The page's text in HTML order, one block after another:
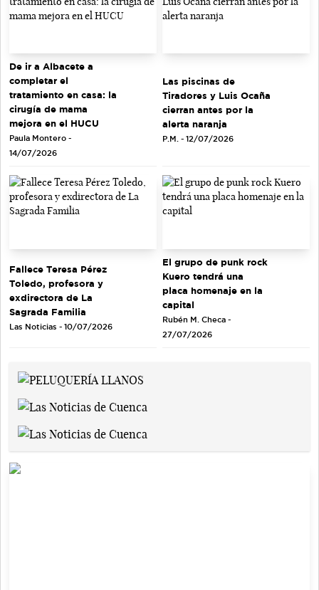
De ir a Albacete a
completar el
tratamiento en casa: la
cirugía de mama
mejora en el HUCU
Paula Montero -
14/07/2026
Las piscinas de
Tiradores y Luis Ocaña
cierran antes por la
alerta naranja
P.M. - 12/07/2026
Fallece Teresa Pérez
Toledo, profesora y
exdirectora de La
Sagrada Familia
Las Noticias - 10/07/2026
El grupo de punk rock
Kuero tendrá una
placa homenaje en la
capital
Rubén M. Checa -
27/07/2026